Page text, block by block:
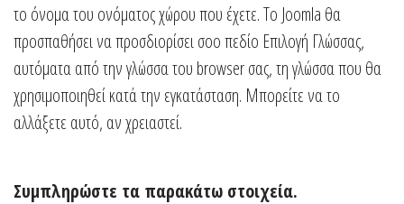
το όνομα του ονόματος χώρου που έχετε. Το Joomla θα
προσπαθήσει να προσδιορίσει σοο πεδίο Επιλογή Γλώσσας,
αυτόματα από την γλώσσα του browser σας, τη γλώσσα που θα
χρησιμοποιηθεί κατά την εγκατάσταση. Μπορείτε να το
αλλάξετε αυτό, αν χρειαστεί.
Συμπληρώστε τα παρακάτω στοιχεία.